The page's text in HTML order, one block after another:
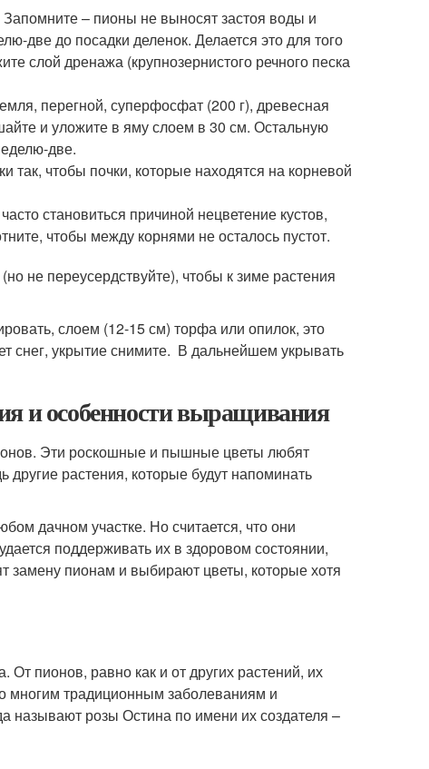
– пионы не выносят застоя воды и
две до посадки деленок. Делается это для того
слой дренажа (крупнозернистого речного песка
перегной, суперфосфат (200 г), древесная
и уложите в яму слоем в 30 см. Остальную
две.
чтобы почки, которые находятся на корневой
становиться причиной нецветение кустов,
чтобы между корнями не осталось пустот.
не переусердствуйте), чтобы к зиме растения
слоем (12-15 см) торфа или опилок, это
снег, укрытие снимите. В дальнейшем укрывать
и особенности выращивания
Эти роскошные и пышные цветы любят
растения, которые будут напоминать
дачном участке. Но считается, что они
поддерживать их в здоровом состоянии,
замену пионам и выбирают цветы, которые хотя
пионов, равно как и от других растений, их
многим традиционным заболеваниям и
называют розы Остина по имени их создателя –